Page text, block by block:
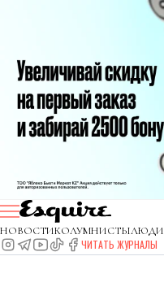
НОВОСТИКОЛУМНИСТЫЛЮДИ
ЧИТАТЬ ЖУРНАЛЫ